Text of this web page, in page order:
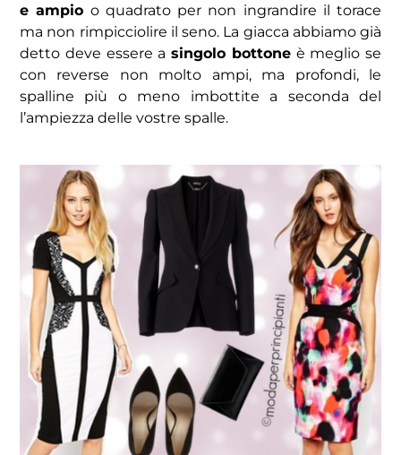
e ampio o quadrato per non ingrandire il torace
ma non rimpicciolire il seno. La giacca abbiamo già
detto deve essere a singolo bottoneè meglio se
con reverse non molto ampi, ma profondi, le
spalline più o meno imbottite a seconda del
l’ampiezza delle vostre spalle.